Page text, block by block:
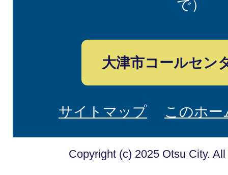
で）
大津市コールセン
サイトマップ このホ
Copyright (c) 2025 Otsu City.